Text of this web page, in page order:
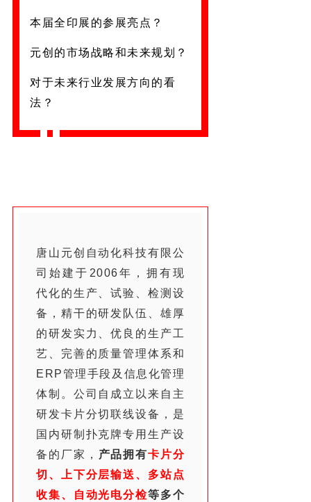
本届全印展的参展亮点？
元创的市场战略和未来规划？
对于未来行业发展方向的看
法？
唐山元创自动化科技有限公
司始建于2006年，拥有现
代化的生产、试验、检测设
备，精干的研发队伍、雄厚
的研发实力、优良的生产工
艺、完善的质量管理体系和
ERP管理手段及信息化管理
体制。公司自成立以来自主
研发卡片分切联线设备，是
国内研制扑克牌专用生产设
备的厂家， 产品拥有卡片分
切、上下分层输送、多站点
收集、自动光电分检等多个